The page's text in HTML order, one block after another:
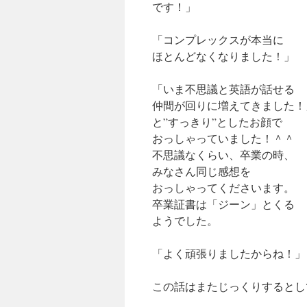
です！」
「コンプレックスが本当に
ほとんどなくなりました！」
「いま不思議と英語が話せる
仲間が回りに増えてきました
と”すっきり”としたお顔で
おっしゃっていました！＾＾
不思議なくらい、卒業の時、
みなさん同じ感想を
おっしゃってくださいます。
卒業証書は「ジーン」とくる
ようでした。
「よく頑張りましたからね！」
この話はまたじっくりすると